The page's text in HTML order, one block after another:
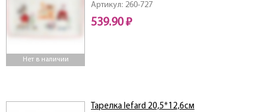
Нет в наличии
Артикул: 260-727
539.90 ₽
Тарелка lefard 20,5*12,6см